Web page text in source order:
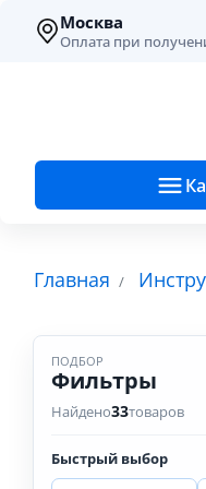
Москва
Оплата при
Главная
ПОДБОР
Фильтры
Найдено33товаров
Быстрый выбор